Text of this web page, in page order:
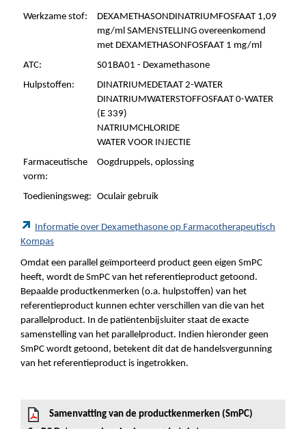
Werkzame stof:
DEXAMETHASONDINATRIUMFOSFAAT 1,09
mg/ml SAMENSTELLING overeenkomend
met DEXAMETHASONFOSFAAT 1 mg/ml
ATC:
S01BA01 - Dexamethasone
Hulpstoffen:
DINATRIUMEDETAAT 2-WATER
DINATRIUMWATERSTOFFOSFAAT 0-WATER
(E 339)
NATRIUMCHLORIDE
WATER VOOR INJECTIE
Farmaceutische
vorm:
Oogdruppels, oplossing
Toedieningsweg: Oculair gebruik
Informatie over Dexamethasone op Farmacotherapeutisch
Kompas
Omdat een parallel geïmporteerd product geen eigen SmPC
heeft, wordt de SmPC van het referentieproduct getoond.
Bepaalde productkenmerken (o.a. hulpstoffen) van het
referentieproduct kunnen echter verschillen van die van het
parallelproduct. In de patiëntenbijsluiter staat de exacte
samenstelling van het parallelproduct. Indien hieronder geen
SmPC wordt getoond, betekent dit dat de handelsvergunning
van het referentieproduct is ingetrokken.
Samenvatting van de productkenmerken (SmPC)